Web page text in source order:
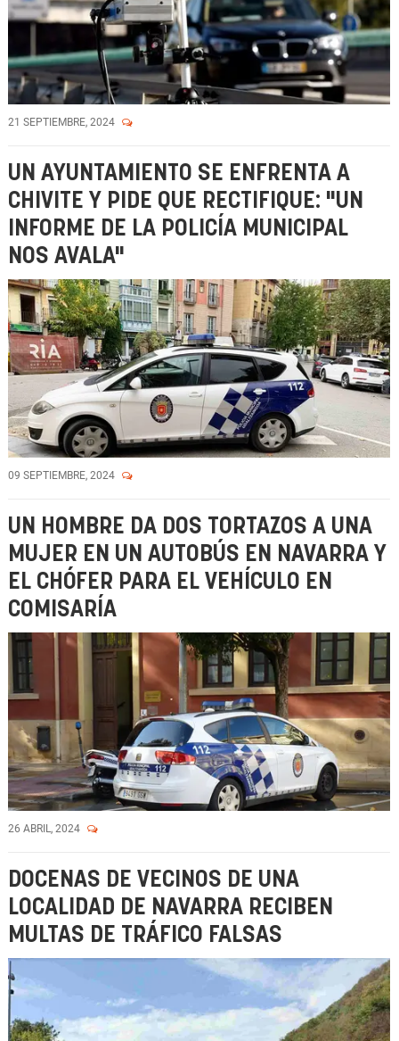
21 SEPTIEMBRE, 2024
UN AYUNTAMIENTO SE ENFRENTA A
CHIVITE Y PIDE QUE RECTIFIQUE: "UN
INFORME DE LA POLICÍA MUNICIPAL
NOS AVALA"
09 SEPTIEMBRE, 2024
UN HOMBRE DA DOS TORTAZOS A UNA
MUJER EN UN AUTOBÚS EN NAVARRA Y
EL CHÓFER PARA EL VEHÍCULO EN
COMISARÍA
26 ABRIL, 2024
DOCENAS DE VECINOS DE UNA
LOCALIDAD DE NAVARRA RECIBEN
MULTAS DE TRÁFICO FALSAS